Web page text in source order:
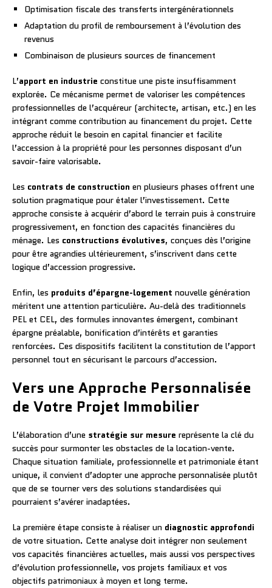
Optimisation fiscale des transferts intergénérationnels
Adaptation du profil de remboursement à l’évolution des
revenus
Combinaison de plusieurs sources de financement
L’apport en industrie constitue une piste insuffisamment
explorée. Ce mécanisme permet de valoriser les compétences
professionnelles de l’acquéreur (architecte, artisan, etc.) en les
intégrant comme contribution au financement du projet. Cette
approche réduit le besoin en capital financier et facilite
l’accession à la propriété pour les personnes disposant d’un
savoir-faire valorisable.
Les contrats de construction en plusieurs phases offrent une
solution pragmatique pour étaler l’investissement. Cette
approche consiste à acquérir d’abord le terrain puis à construire
progressivement, en fonction des capacités financières du
ménage. Les constructions évolutives, conçues dès l’origine
pour être agrandies ultérieurement, s’inscrivent dans cette
logique d’accession progressive.
Enfin, les produits d’épargne-logement nouvelle génération
méritent une attention particulière. Au-delà des traditionnels
PEL et CEL, des formules innovantes émergent, combinant
épargne préalable, bonification d’intérêts et garanties
renforcées. Ces dispositifs facilitent la constitution de l’apport
personnel tout en sécurisant le parcours d’accession.
Vers une Approche Personnalisée
de Votre Projet Immobilier
L’élaboration d’une stratégie sur mesure représente la clé du
succès pour surmonter les obstacles de la location-vente.
Chaque situation familiale, professionnelle et patrimoniale étant
unique, il convient d’adopter une approche personnalisée plutôt
que de se tourner vers des solutions standardisées qui
pourraient s’avérer inadaptées.
La première étape consiste à réaliser un diagnostic approfondi
de votre situation. Cette analyse doit intégrer non seulement
vos capacités financières actuelles, mais aussi vos perspectives
d’évolution professionnelle, vos projets familiaux et vos
objectifs patrimoniaux à moyen et long terme.